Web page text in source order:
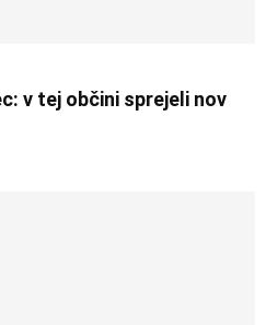
v tej občini sprejeli nov